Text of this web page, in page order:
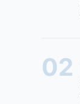
02